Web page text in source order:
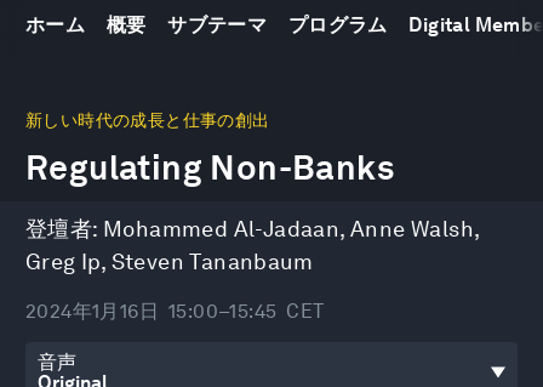
ホーム 概要 サブテーマ プログラム Digital
新しい時代の成長と仕事の創出
Regulating Non-Banks
登壇者: Mohammed Al-Jadaan,Anne Walsh,
Greg Ip, Steven Tananbaum
2024年1月16日 15:00–15:45 CET
音声
seconds
44
minutes,
seconds